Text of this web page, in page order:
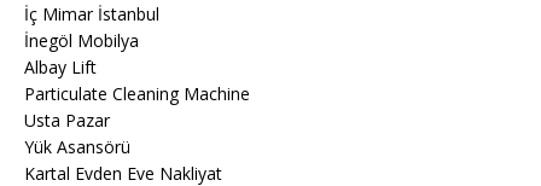
İç Mimar İstanbul
İnegöl Mobilya
Albay Lift
Particulate Cleaning Machine
Usta Pazar
Yük Asansörü
Kartal Evden Eve Nakliyat